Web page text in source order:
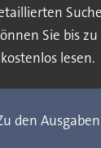
Sie bis zu
lesen.
den Ausgaben